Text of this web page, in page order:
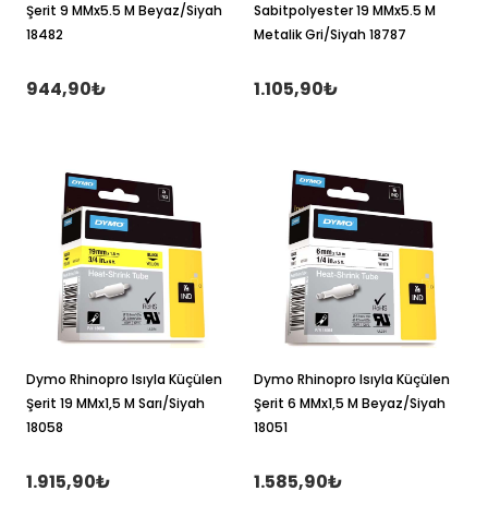
Şerit 9 MMx5.5 M Beyaz/Siyah
18482
944,90₺
Sabitpolyester 19 MMx5.5 M
Metalik Gri/Siyah 18787
1.105,90₺
Dymo Rhinopro Isıyla Küçülen
Şerit 19 MMx1,5 M Sarı/Siyah
18058
1.915,90₺
Dymo Rhinopro Isıyla Küçülen
Şerit 6 MMx1,5 M Beyaz/Siyah
18051
1.585,90₺